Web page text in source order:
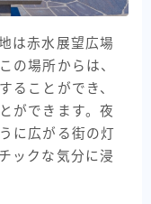
は赤水展望広場
の場所からは、
ることができ、
ができます。夜
に広がる街の灯
ックな気分に浸